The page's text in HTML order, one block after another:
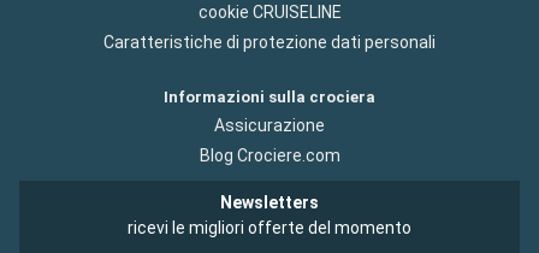
cookie CRUISELINE
Caratteristiche di protezione dati personali
Informazioni sulla crociera
Assicurazione
Blog Crociere.com
Newsletters
ricevi le migliori offerte del momento